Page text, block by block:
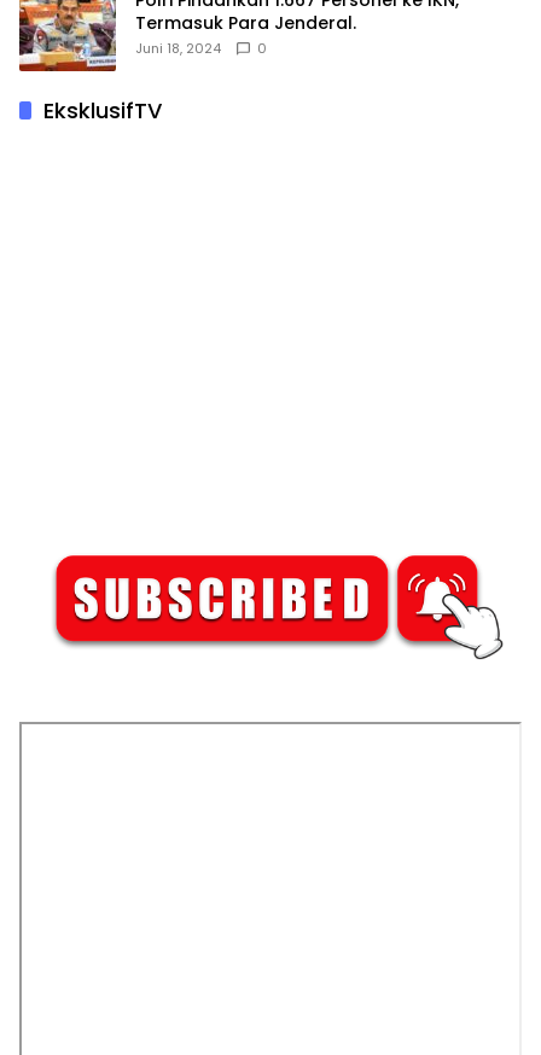
Termasuk Para Jenderal.
Juni 18, 2024 0
EksklusifTV